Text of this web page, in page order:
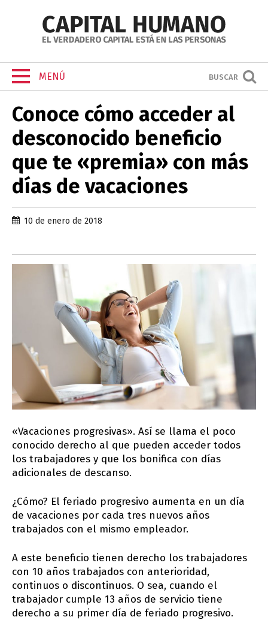
MENÚ BUSCAR
Conoce cómo acceder al
desconocido beneficio
que te «premia» con más
días de vacaciones
10 de enero de 2018
«Vacaciones progresivas». Así se llama el poco
conocido derecho al que pueden acceder todos
los trabajadores y que los bonifica con días
adicionales de descanso.
¿Cómo? El feriado progresivo aumenta en un día
de vacaciones por cada tres nuevos años
trabajados con el mismo empleador.
A este beneficio tienen derecho los trabajadores
con 10 años trabajados con anterioridad,
continuos o discontinuos. O sea, cuando el
trabajador cumple 13 años de servicio tiene
derecho a su primer día de feriado progresivo.